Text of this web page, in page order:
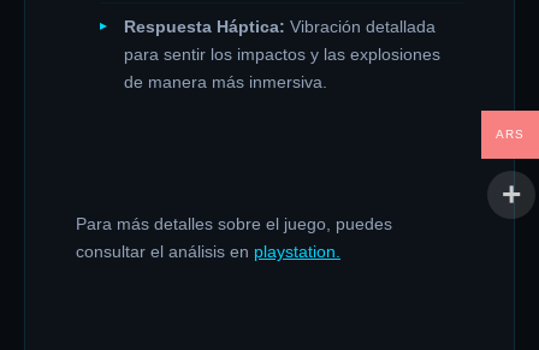
Respuesta Háptica: Vibración detallada
para sentir los impactos y las explosiones
de manera más inmersiva.
Para más detalles sobre el juego, puedes
consultar el análisis en playstation.
ARS